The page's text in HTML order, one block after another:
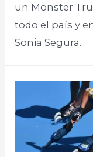
un Monster
todo el país y
Sonia Segura.